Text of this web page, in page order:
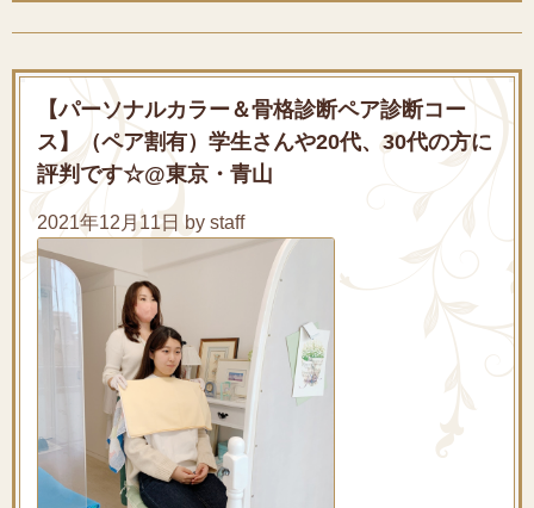
【パーソナルカラー＆骨格診断ペア診断コー
ス】（ペア割有）学生さんや20代、30代の方に
評判です☆@東京・青山
2021年12月11日 by staff